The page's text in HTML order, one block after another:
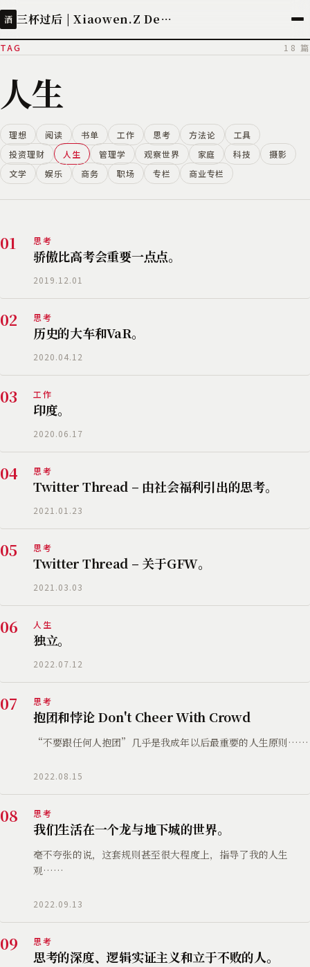
酒 三杯过后 | Xiaowen.Z Deployed
TAG 18 篇
人生
理想 阅读 书单 工作 思考 方法论
工具
投资理财
人生 管理学 观察世界 家庭 科技
摄影
文学
娱乐 商务 职场 专栏 商业专栏
01 思考
骄傲比高考会重要一点点。
2019.12.01
02 思考
历史的大车和VaR。
2020.04.12
03 工作
印度。
2020.06.17
04 思考
Twitter Thread – 由社会福利引出的思考。
2021.01.23
05 思考
Twitter Thread – 关于GFW。
2021.03.03
06 人生
独立。
2022.07.12
07 思考
抱团和悖论 Don't Cheer With Crowd
“不要跟任何人抱团”几乎是我成年以后最重要的人生原则……
2022.08.15
08 思考
我们生活在一个龙与地下城的世界。
毫不夸张的说，这套规则甚至很大程度上，指导了我的人生
观……
2022.09.13
09 思考
思考的深度、逻辑实证主义和立于不败的人。